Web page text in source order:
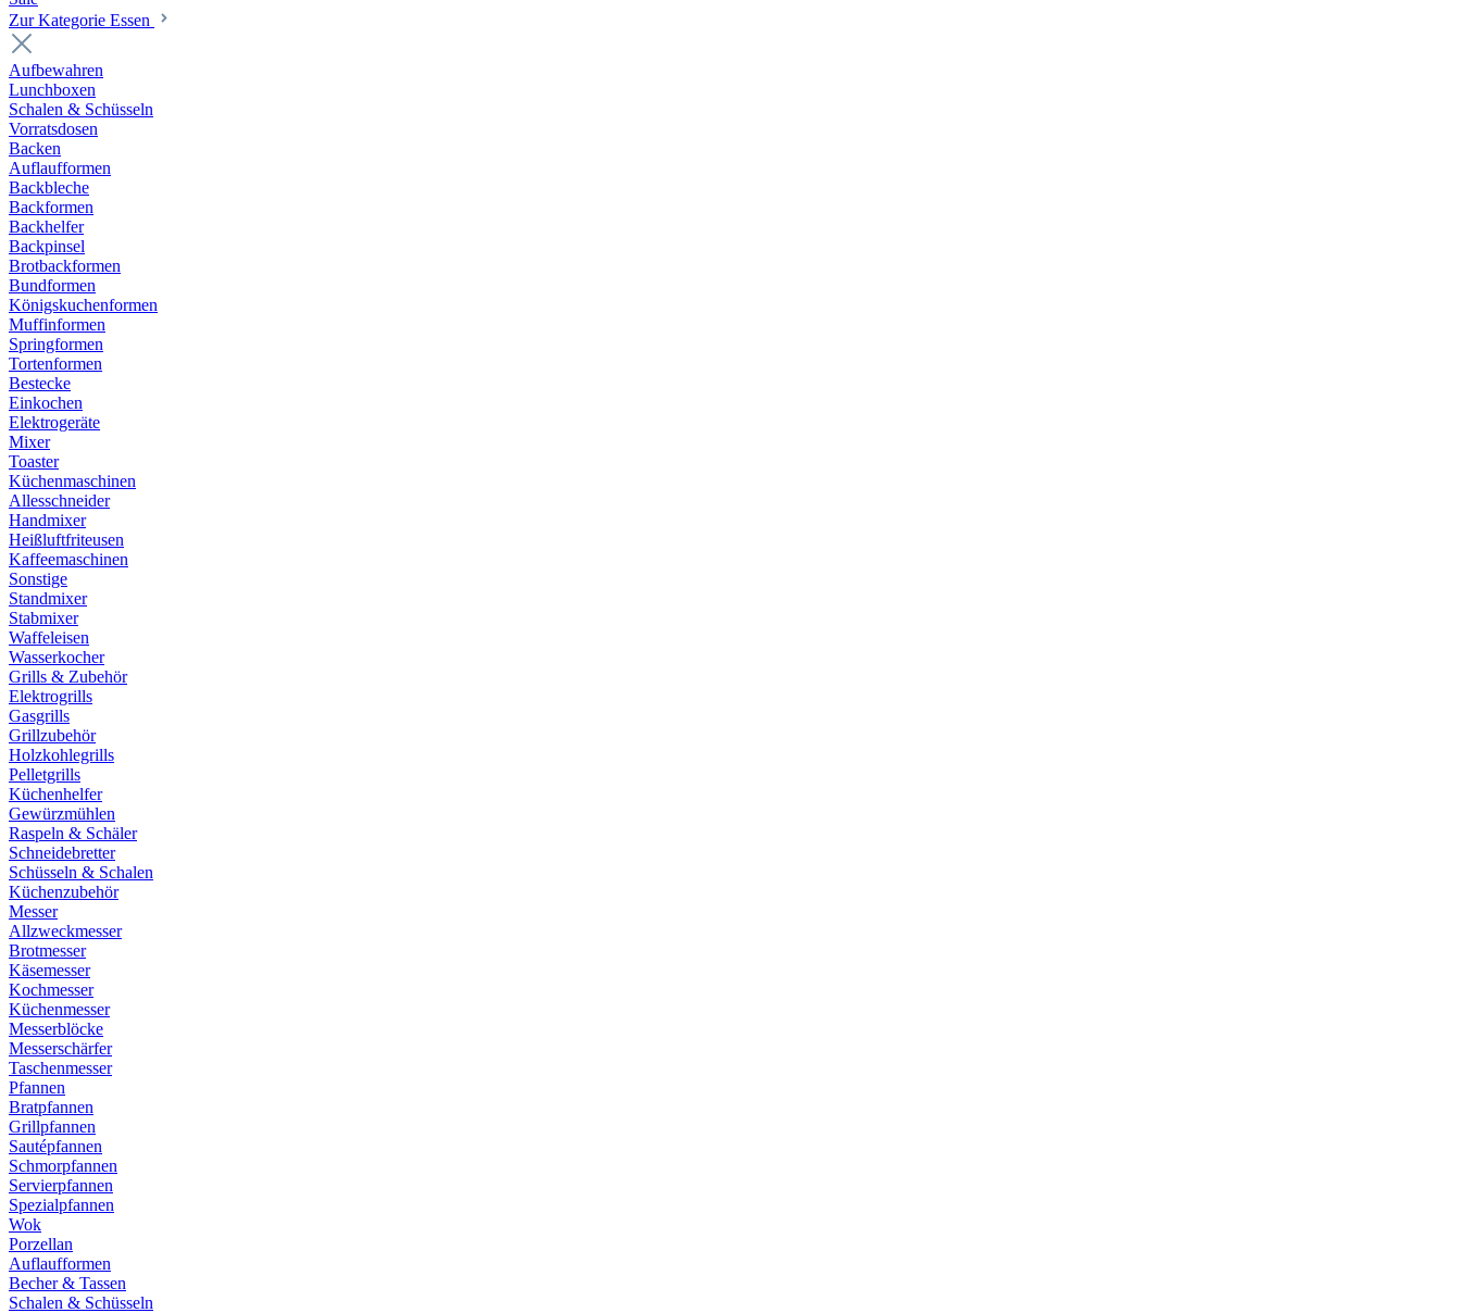
Zur Kategorie Essen
Aufbewahren
Lunchboxen
Schalen & Schüsseln
Vorratsdosen
Backen
Auflaufformen
Backbleche
Backformen
Backhelfer
Backpinsel
Brotbackformen
Bundformen
Königskuchenformen
Muffinformen
Springformen
Tortenformen
Bestecke
Einkochen
Elektrogeräte
Mixer
Toaster
Küchenmaschinen
Allesschneider
Handmixer
Heißluftfriteusen
Kaffeemaschinen
Sonstige
Standmixer
Stabmixer
Waffeleisen
Wasserkocher
Grills & Zubehör
Elektrogrills
Gasgrills
Grillzubehör
Holzkohlegrills
Pelletgrills
Küchenhelfer
Gewürzmühlen
Raspeln & Schäler
Schneidebretter
Schüsseln & Schalen
Küchenzubehör
Messer
Allzweckmesser
Brotmesser
Käsemesser
Kochmesser
Küchenmesser
Messerblöcke
Messerschärfer
Taschenmesser
Pfannen
Bratpfannen
Grillpfannen
Sautépfannen
Schmorpfannen
Servierpfannen
Spezialpfannen
Wok
Porzellan
Auflaufformen
Becher & Tassen
Schalen & Schüsseln